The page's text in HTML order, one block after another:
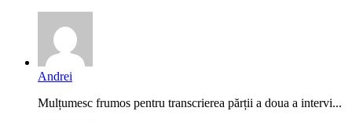
Andrei
Mulțumesc frumos pentru transcrierea părții a doua a intervi...